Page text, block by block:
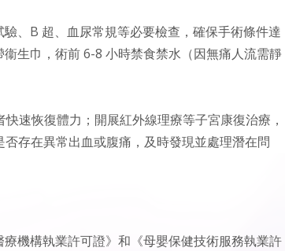
、B 超、血尿常規等必要檢查，確保手術條件達
生巾，術前 6-8 小時禁食禁水（因無痛人流需靜
速恢復體力；開展紅外線理療等子宮康復治療，
存在異常出血或腹痛，及時發現並處理潛在問
機構執業許可證》和《母嬰保健技術服務執業許